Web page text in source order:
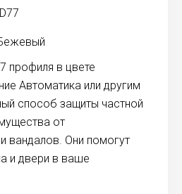
профиля в цвете
Автоматика или другим
способ защиты частной
от
вандалов. Они помогут
и двери в ваше